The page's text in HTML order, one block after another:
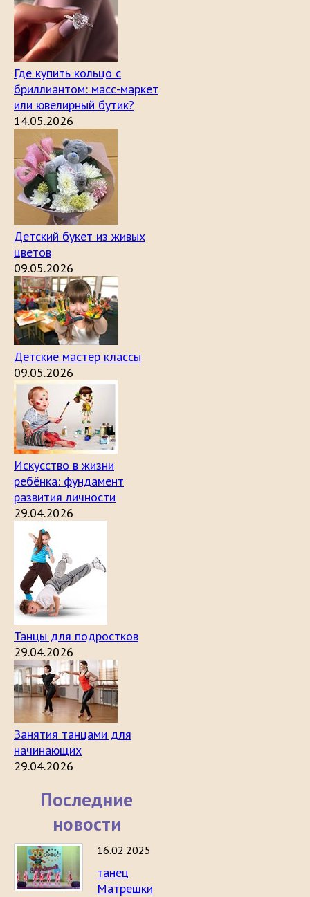
Где купить кольцо с
бриллиантом: масс-маркет
или ювелирный бутик?
14.05.2026
Детский букет из живых
цветов
09.05.2026
Детские мастер классы
09.05.2026
Искусство в жизни
ребёнка: фундамент
развития личности
29.04.2026
Танцы для подростков
29.04.2026
Занятия танцами для
начинающих
29.04.2026
Последние
новости
16.02.2025
танец
Матрешки